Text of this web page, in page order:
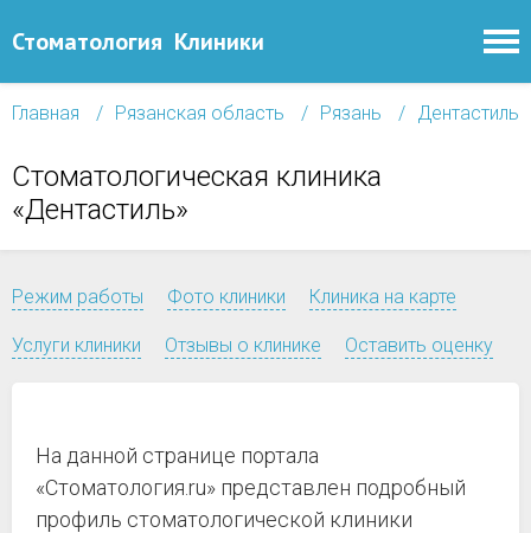
Стоматология Клиники
Главная Рязанская область Рязань Дентастиль
Стоматологическая клиника
«Дентастиль»
Режим работы Фото клиники Клиника на карте
Услуги клиники Отзывы о клинике Оставить оценку
На данной странице портала
«Стоматология.ru» представлен подробный
профиль стоматологической клиники